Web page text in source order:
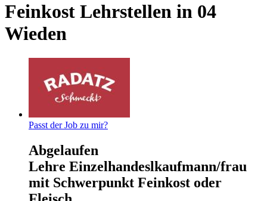
Feinkost Lehrstellen in 04
Wieden
Passt der Job zu mir?
Abgelaufen
Lehre Einzelhandeslkaufmann/frau
mit Schwerpunkt Feinkost oder